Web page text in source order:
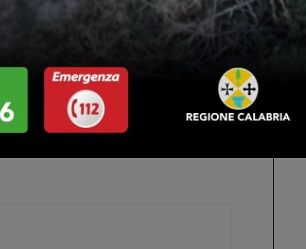
tra i migliori in Italia dal Ministero del
del turismo sostenibile, al
di una rete di cooperazione tra operatori
Regionale, cresce l’interesse e
sempre più sull’outdoor e sulla bellezza